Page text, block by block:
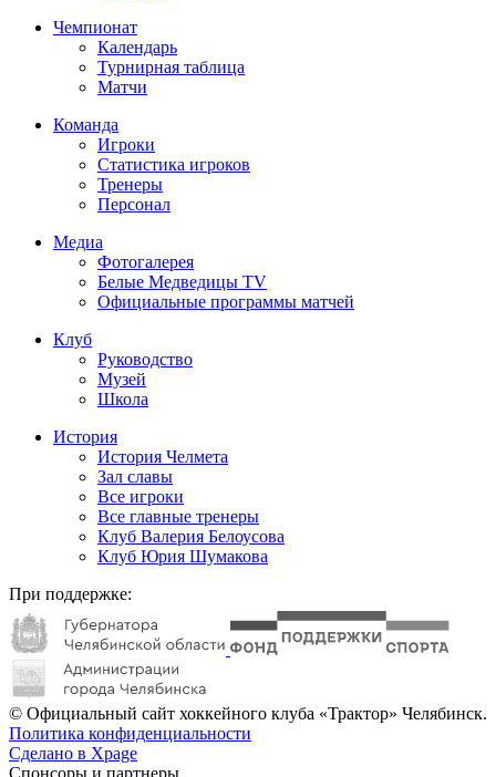
Чемпионат
Календарь
Турнирная таблица
Матчи
Команда
Игроки
Статистика игроков
Тренеры
Персонал
Медиа
Фотогалерея
Белые Медведицы TV
Официальные программы матчей
Клуб
Руководство
Музей
Школа
История
История Челмета
Зал славы
Все игроки
Все главные тренеры
Клуб Валерия Белоусова
Клуб Юрия Шумакова
При поддержке:
© Официальный сайт хоккейного клуба «Трактор» Челябинск.
Политика конфиденциальности
Сделано в Xpage
Спонсоры и партнеры